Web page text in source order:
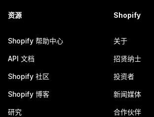
资源
Shopify 帮助中心
API 文档
Shopify 社区
Shopify 博客
研究
Shopify
关于
招贤纳士
投资者
新闻媒体
合作伙伴